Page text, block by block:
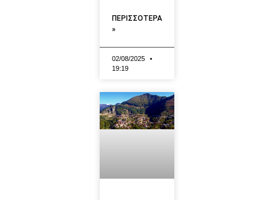
ΠΕΡΙΣΣΟΤΕΡΑ
»
02/08/2025
19:19